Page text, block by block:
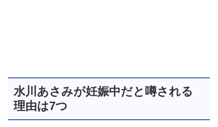
水川あさみが妊娠中だと噂される
理由は7つ